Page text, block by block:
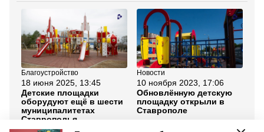
Благоустройство
18 июня 2025, 13:45
Детские площадки
оборудуют ещё в шести
муниципалитетах
Ставрополья
Новости
10 ноября 2023, 17:06
Обновлённую детскую
площадку открыли в
Ставрополе